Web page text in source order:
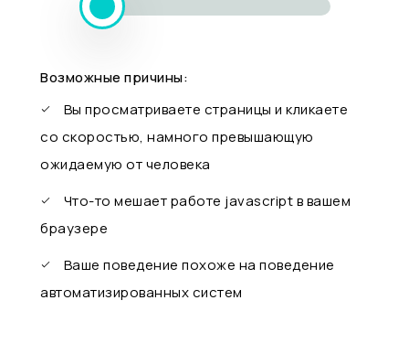
Возможные причины:
Вы просматриваете страницы и кликаете
со скоростью, намного превышающую
ожидаемую от человека
Что-то мешает работе javascript в вашем
браузере
Ваше поведение похоже на поведение
автоматизированных систем